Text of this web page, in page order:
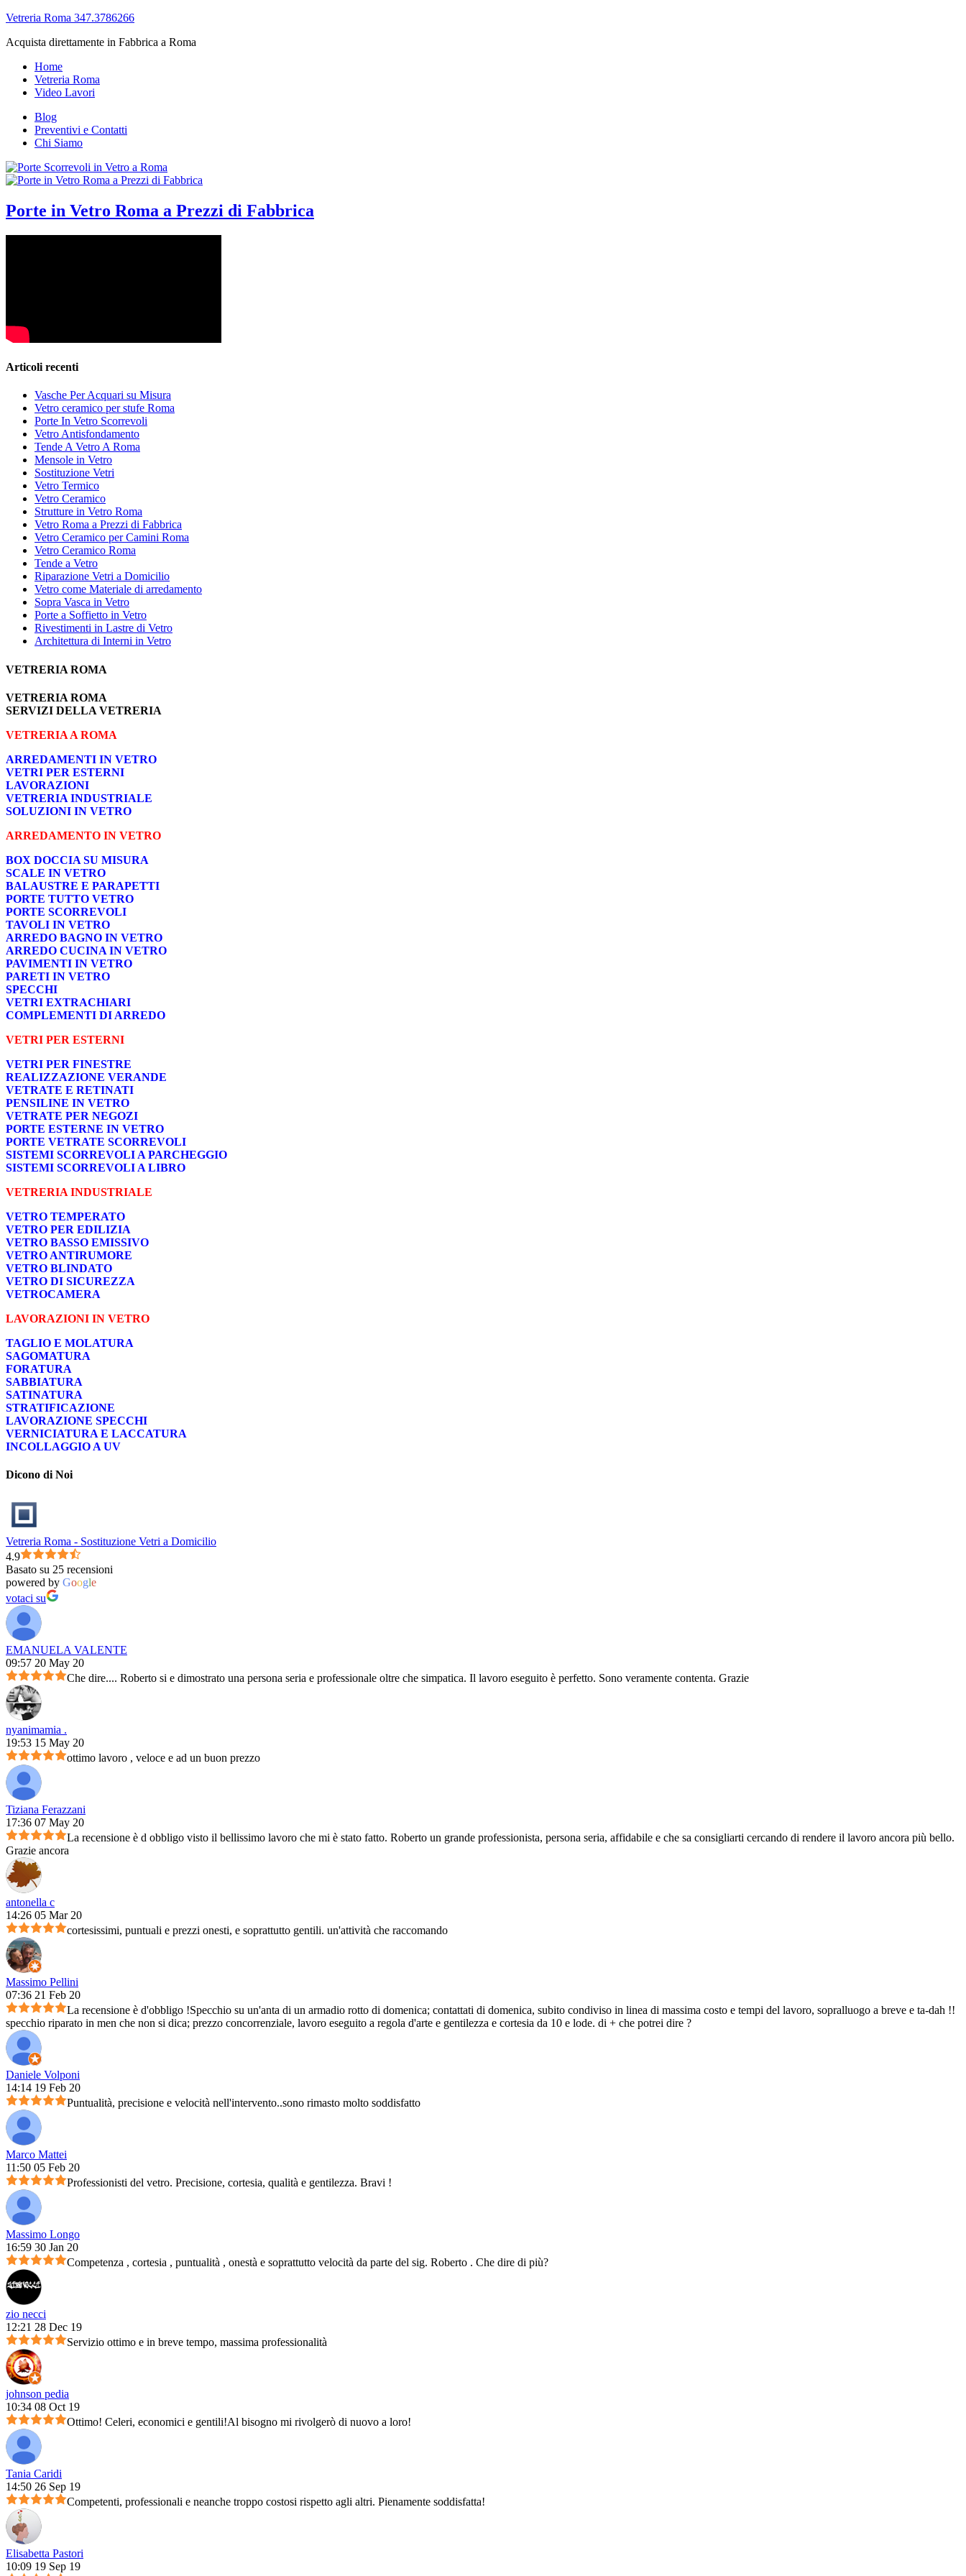
Vetreria Roma 347.3786266
Acquista direttamente in Fabbrica a Roma
Home
Vetreria Roma
Video Lavori
Blog
Preventivi e Contatti
Chi Siamo
Porte in Vetro Roma a Prezzi di Fabbrica
Articoli recenti
Vasche Per Acquari su Misura
Vetro ceramico per stufe Roma
Porte In Vetro Scorrevoli
Vetro Antisfondamento
Tende A Vetro A Roma
Mensole in Vetro
Sostituzione Vetri
Vetro Termico
Vetro Ceramico
Strutture in Vetro Roma
Vetro Roma a Prezzi di Fabbrica
Vetro Ceramico per Camini Roma
Vetro Ceramico Roma
Tende a Vetro
Riparazione Vetri a Domicilio
Vetro come Materiale di arredamento
Sopra Vasca in Vetro
Porte a Soffietto in Vetro
Rivestimenti in Lastre di Vetro
Architettura di Interni in Vetro
VETRERIA ROMA
VETRERIA ROMA
SERVIZI DELLA VETRERIA
VETRERIA A ROMA
ARREDAMENTI IN VETRO
VETRI PER ESTERNI
LAVORAZIONI
VETRERIA INDUSTRIALE
SOLUZIONI IN VETRO
ARREDAMENTO IN VETRO
BOX DOCCIA SU MISURA
SCALE IN VETRO
BALAUSTRE E PARAPETTI
PORTE TUTTO VETRO
PORTE SCORREVOLI
TAVOLI IN VETRO
ARREDO BAGNO IN VETRO
ARREDO CUCINA IN VETRO
PAVIMENTI IN VETRO
PARETI IN VETRO
SPECCHI
VETRI EXTRACHIARI
COMPLEMENTI DI ARREDO
VETRI PER ESTERNI
VETRI PER FINESTRE
REALIZZAZIONE VERANDE
VETRATE E RETINATI
PENSILINE IN VETRO
VETRATE PER NEGOZI
PORTE ESTERNE IN VETRO
PORTE VETRATE SCORREVOLI
SISTEMI SCORREVOLI A PARCHEGGIO
SISTEMI SCORREVOLI A LIBRO
VETRERIA INDUSTRIALE
VETRO TEMPERATO
VETRO PER EDILIZIA
VETRO BASSO EMISSIVO
VETRO ANTIRUMORE
VETRO BLINDATO
VETRO DI SICUREZZA
VETROCAMERA
LAVORAZIONI IN VETRO
TAGLIO E MOLATURA
SAGOMATURA
FORATURA
SABBIATURA
SATINATURA
STRATIFICAZIONE
LAVORAZIONE SPECCHI
VERNICIATURA E LACCATURA
INCOLLAGGIO A UV
Dicono di Noi
Vetreria Roma - Sostituzione Vetri a Domicilio
4.9
Basato su 25 recensioni
powered by Google
votaci su
EMANUELA VALENTE
09:57 20 May 20
Che dire.... Roberto si e dimostrato una persona seria e professionale oltre che simpatica. Il lavoro eseguito è perfetto. Sono veramente contenta. Grazie
nyanimamia .
19:53 15 May 20
ottimo lavoro , veloce e ad un buon prezzo
Tiziana Ferazzani
17:36 07 May 20
La recensione è d obbligo visto il bellissimo lavoro che mi è stato fatto. Roberto un grande professionista, persona seria, affidabile e che sa consigliarti cercando di rendere il lavoro ancora più bello.
Grazie ancora
antonella c
14:26 05 Mar 20
cortesissimi, puntuali e prezzi onesti, e soprattutto gentili. un'attività che raccomando
Massimo Pellini
07:36 21 Feb 20
La recensione è d'obbligo !Specchio su un'anta di un armadio rotto di domenica; contattati di domenica, subito condiviso in linea di massima costo e tempi del lavoro, sopralluogo a breve e ta-dah !!
specchio riparato in men che non si dica; prezzo concorrenziale, lavoro eseguito a regola d'arte e gentilezza e cortesia da 10 e lode. di + che potrei dire ?
Daniele Volponi
14:14 19 Feb 20
Puntualità, precisione e velocità nell'intervento..sono rimasto molto soddisfatto
Marco Mattei
11:50 05 Feb 20
Professionisti del vetro. Precisione, cortesia, qualità e gentilezza. Bravi !
Massimo Longo
16:59 30 Jan 20
Competenza , cortesia , puntualità , onestà e soprattutto velocità da parte del sig. Roberto . Che dire di più?
zio necci
12:21 28 Dec 19
Servizio ottimo e in breve tempo, massima professionalità
johnson pedia
10:34 08 Oct 19
Ottimo! Celeri, economici e gentili!Al bisogno mi rivolgerò di nuovo a loro!
Tania Caridi
14:50 26 Sep 19
Competenti, professionali e neanche troppo costosi rispetto agli altri. Pienamente soddisfatta!
Elisabetta Pastori
10:09 19 Sep 19